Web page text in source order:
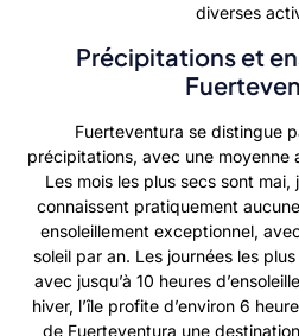
diverses
Précipitations et
Fuerteventura se distingue
précipitations, avec une moyenne
Les mois les plus secs sont
connaissent pratiquement
ensoleillement exceptionnel,
soleil par an. Les journées les
avec jusqu’à 10 heures
hiver, l’île profite d’environ 6
de Fuerteventura une